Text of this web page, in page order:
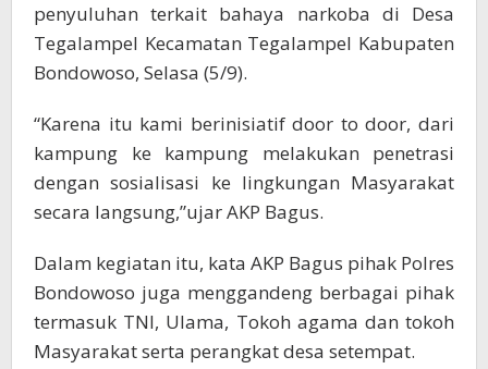
penyuluhan terkait bahaya narkoba di Desa
Tegalampel Kecamatan Tegalampel Kabupaten
Bondowoso, Selasa (5/9).
“Karena itu kami berinisiatif door to door, dari
kampung ke kampung melakukan penetrasi
dengan sosialisasi ke lingkungan Masyarakat
secara langsung,”ujar AKP Bagus.
Dalam kegiatan itu, kata AKP Bagus pihak Polres
Bondowoso juga menggandeng berbagai pihak
termasuk TNI, Ulama, Tokoh agama dan tokoh
Masyarakat serta perangkat desa setempat.